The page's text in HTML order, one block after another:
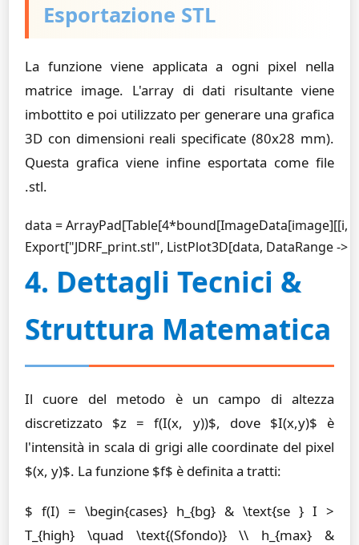
Esportazione STL
La funzione viene applicata a ogni pixel nella
matrice image. L'array di dati risultante viene
imbottito e poi utilizzato per generare una grafica
3D con dimensioni reali specificate (80x28 mm).
Questa grafica viene infine esportata come file
.stl.
data = ArrayPad[Table[4*bound[ImageData[image][[i,
Export["JDRF_print.stl", ListPlot3D[data, DataRange ->
4. Dettagli Tecnici &
Struttura Matematica
Il cuore del metodo è un campo di altezza
discretizzato $z = f(I(x, y))$, dove $I(x,y)$ è
l'intensità in scala di grigi alle coordinate del pixel
$(x, y)$. La funzione $f$ è definita a tratti:
$ f(I) = \begin{cases} h_{bg} & \text{se } I >
T_{high} \quad \text{(Sfondo)} \\ h_{max} &